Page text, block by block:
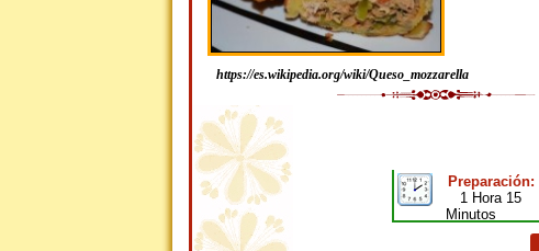
https://es.wikipedia.org/wiki/Queso_mozzarella
Preparación:
1 Hora 15
Minutos